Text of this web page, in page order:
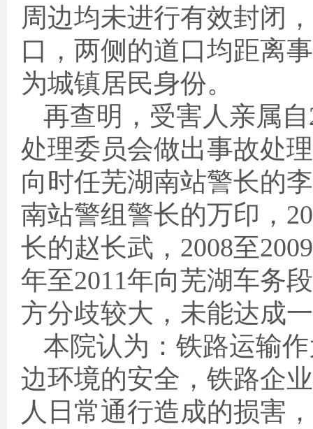
周边均未进行有效封闭
口，两侧的道口均距离
为城镇居民身份。
再查明，受害人亲属自
处理委员会做出事故处
向时任芜湖南站警长的
南站警组警长的万印，
长的赵长武， 2008至2009
年至2011年向芜湖车务
方分歧较大，未能达成
本院认为：铁路运输
边环境的安全，铁路企
人日常通行造成的损害